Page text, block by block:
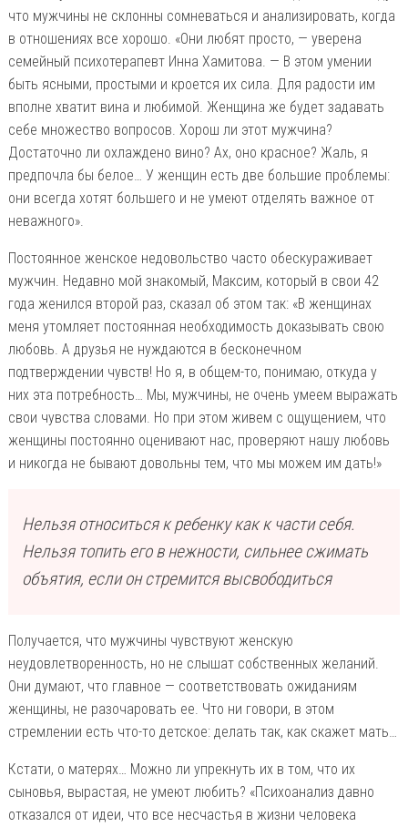
что мужчины не склонны сомневаться и анализировать, когда
в отношениях все хорошо. «Они любят просто, — уверена
семейный психотерапевт Инна Хамитова. — В этом умении
быть ясными, простыми и кроется их сила. Для радости им
вполне хватит вина и любимой. Женщина же будет задавать
себе множество вопросов. Хорош ли этот мужчина?
Достаточно ли охлаждено вино? Ах, оно красное? Жаль, я
предпочла бы белое… У женщин есть две большие проблемы:
они всегда хотят большего и не умеют отделять важное от
неважного».
Постоянное женское недовольство часто обескураживает
мужчин. Недавно мой знакомый, Максим, который в свои 42
года женился второй раз, сказал об этом так: «В женщинах
меня утомляет постоянная необходимость доказывать свою
любовь. А друзья не нуждаются в бесконечном
подтверждении чувств! Но я, в общем-то, понимаю, откуда у
них эта потребность… Мы, мужчины, не очень умеем выражать
свои чувства словами. Но при этом живем с ощущением, что
женщины постоянно оценивают нас, проверяют нашу любовь
и никогда не бывают довольны тем, что мы можем им дать!»
Нельзя относиться к ребенку как к части себя.
Нельзя топить его в нежности, сильнее сжимать
объятия, если он стремится высвободиться
Получается, что мужчины чувствуют женскую
неудовлетворенность, но не слышат собственных желаний.
Они думают, что главное — соответствовать ожиданиям
женщины, не разочаровать ее. Что ни говори, в этом
стремлении есть что-то детское: делать так, как скажет мать…
Кстати, о матерях… Можно ли упрекнуть их в том, что их
сыновья, вырастая, не умеют любить? «Психоанализ давно
отказался от идеи, что все несчастья в жизни человека